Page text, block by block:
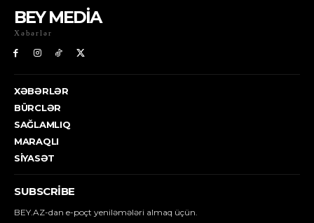
BEY MEDİA
Xəbərlər
XƏBƏRLƏR
BÜRCLƏR
SAĞLAMLIQ
MARAQLI
SIYASƏT
SUBSCRIBE
BEY.AZ-dan e-poçt yeniləmələri almaq üçün.